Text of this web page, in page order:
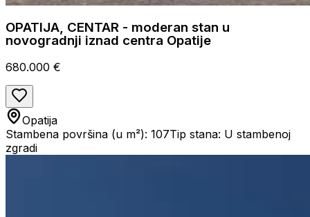
OPATIJA, CENTAR - moderan stan u
novogradnji iznad centra Opatije
680.000 €
Opatija
Stambena površina (u m²): 107Tip stana: U stambenoj
zgradi